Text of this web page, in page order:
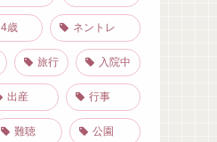
4歳 ネントレ
旅行 入院中
出産 行事
難聴 公園